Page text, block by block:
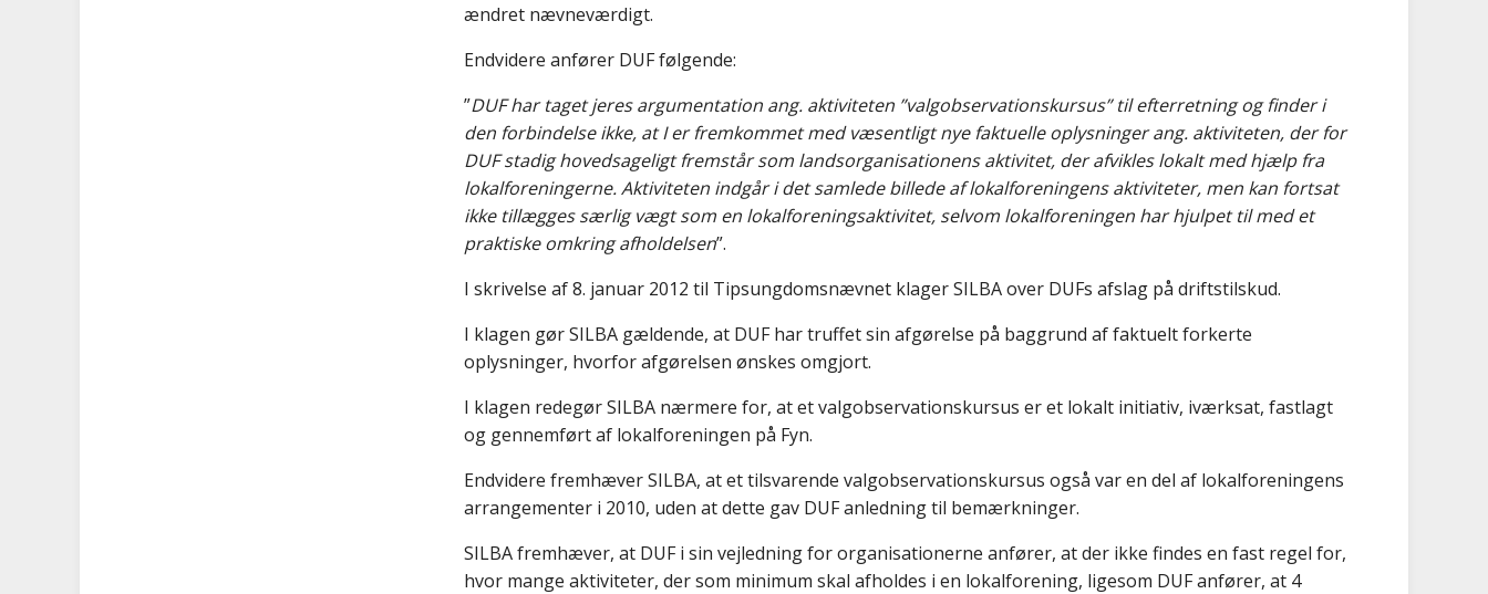
ændret nævneværdigt.
Endvidere anfører DUF følgende:
”DUF har taget jeres argumentation ang. aktiviteten ”valgobservationskursus” til efterretning og finder i
den forbindelse ikke, at I er fremkommet med væsentligt nye faktuelle oplysninger ang. aktiviteten, der for
DUF stadig hovedsageligt fremstår som landsorganisationens aktivitet, der afvikles lokalt med hjælp fra
lokalforeningerne. Aktiviteten indgår i det samlede billede af lokalforeningens aktiviteter, men kan fortsat
ikke tillægges særlig vægt som en lokalforeningsaktivitet, selvom lokalforeningen har hjulpet til med et
praktiske omkring afholdelsen”.
I skrivelse af 8. januar 2012 til Tipsungdomsnævnet klager SILBA over DUFs afslag på driftstilskud.
I klagen gør SILBA gældende, at DUF har truffet sin afgørelse på baggrund af faktuelt forkerte
oplysninger, hvorfor afgørelsen ønskes omgjort.
I klagen redegør SILBA nærmere for, at et valgobservationskursus er et lokalt initiativ, iværksat, fastlagt
og gennemført af lokalforeningen på Fyn.
Endvidere fremhæver SILBA, at et tilsvarende valgobservationskursus også var en del af lokalforeningens
arrangementer i 2010, uden at dette gav DUF anledning til bemærkninger.
SILBA fremhæver, at DUF i sin vejledning for organisationerne anfører, at der ikke findes en fast regel for,
hvor mange aktiviteter, der som minimum skal afholdes i en lokalforening, ligesom DUF anfører, at 4